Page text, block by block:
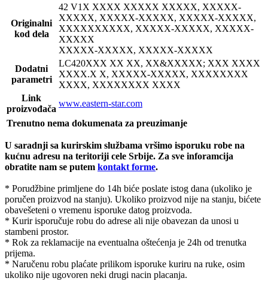
Originalni
kod dela
42 V1 X XXXX XXXXX XXXXX, XXXXX-
XXXXX, XXXXX-XXXXX, XXXXX-XXXXX,
XXXXXXXXXX, XXXXX-XXXXX, XXXXX-
XXXXX
XXXXX-XXXXX, XXXXX-XXXXX
Dodatni
parametri
LC420XXX XX XX, XX&XXXXX; XXX XXXX
XXXX.X X, XXXXX-XXXXX, XXXXXXXX
XXXX, XXXXXXXX XXXX
Link
proizvođača
www.eastern-star.com
Trenutno nema dokumenata za preuzimanje
U saradnji sa kurirskim službama vršimo isporuku robe na
kućnu adresu na teritoriji cele Srbije. Za sve inforamcija
obratite nam se putem kontakt forme.
* Porudžbine primljene do 14h biće poslate istog dana (ukoliko je
poručen proizvod na stanju). Ukoliko proizvod nije na stanju, bićete
obavešeteni o vremenu isporuke datog proizvoda.
* Kurir isporučuje robu do adrese ali nije obavezan da unosi u
stambeni prostor.
* Rok za reklamacije na eventualna oštećenja je 24h od trenutka
prijema.
* Naručenu robu plaćate prilikom isporuke kuriru na ruke, osim
ukoliko nije ugovoren neki drugi nacin placanja.